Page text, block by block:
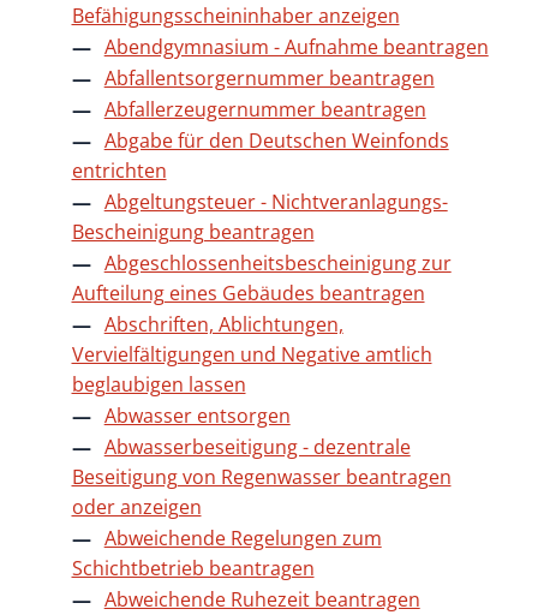
Befähigungsscheininhaber anzeigen
Abendgymnasium - Aufnahme beantragen
Abfallentsorgernummer beantragen
Abfallerzeugernummer beantragen
Abgabe für den Deutschen Weinfonds
entrichten
Abgeltungsteuer - Nichtveranlagungs-
Bescheinigung beantragen
Abgeschlossenheitsbescheinigung zur
Aufteilung eines Gebäudes beantragen
Abschriften, Ablichtungen,
Vervielfältigungen und Negative amtlich
beglaubigen lassen
Abwasser entsorgen
Abwasserbeseitigung - dezentrale
Beseitigung von Regenwasser beantragen
oder anzeigen
Abweichende Regelungen zum
Schichtbetrieb beantragen
Abweichende Ruhezeit beantragen